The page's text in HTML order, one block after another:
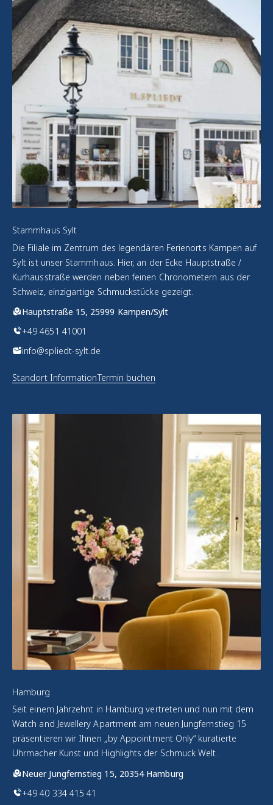
Stammhaus Sylt
Die Filiale im Zentrum des legendären Ferienorts Kampen auf
Sylt ist unser Stammhaus. Hier, an der Ecke Hauptstraße /
Kurhausstraße werden neben feinen Chronometern aus der
Schweiz, einzigartige Schmuckstücke gezeigt.
Hauptstraße 15, 25999 Kampen/Sylt
+49 4651 41001
info@spliedt-sylt.de
Standort InformationTermin buchen
Hamburg
Seit einem Jahrzehnt in Hamburg vertreten und nun mit dem
Watch and Jewellery Apartment am neuen Jungfernstieg 15
präsentieren wir Ihnen „by Appointment Only“ kuratierte
Uhrmacher Kunst und Highlights der Schmuck Welt.
Neuer Jungfernstieg 15, 20354 Hamburg
+49 40 334 415 41